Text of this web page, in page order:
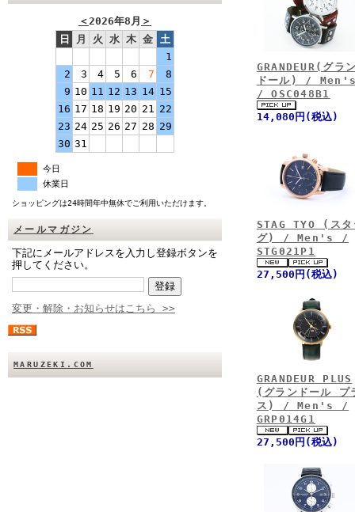
＜2026年8月 ＞
日
月 火 水 木 金 土
1
2
3 4 5 6 7
8
9 10 11 12 13 14 15
16 17 18 19 20 21 22
23 24 25 26 27 28 29
30 31
今日
休業日
ショッピングは24時間年中無休でご利用いただけます。
メールマガジン
下記にメールアドレスを入力し登録ボタンを
押してください。
変更・解除・お知らせはこちら >>
MARUZEKI.COM
GRANDEUR(グラ
ドール) /
/ OSC048B1
14,080円(税込)
STAG TYO (スタ
グ) / Men's /
STG021P1
27,500円(税込)
GRANDEUR PLUS
(グランドール プ
ス) / Men's /
GRP014G1
27,500円(税込)